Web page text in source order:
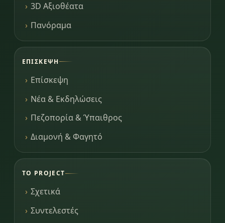
3D Αξιοθέατα
Πανόραμα
ΕΠΊΣΚΕΨΗ
Επίσκεψη
Νέα & Εκδηλώσεις
Πεζοπορία & Ύπαιθρος
Διαμονή & Φαγητό
ΤΟ PROJECT
Σχετικά
Συντελεστές